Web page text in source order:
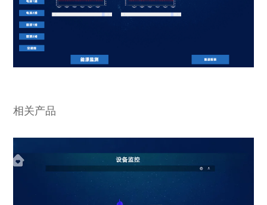
相关产品